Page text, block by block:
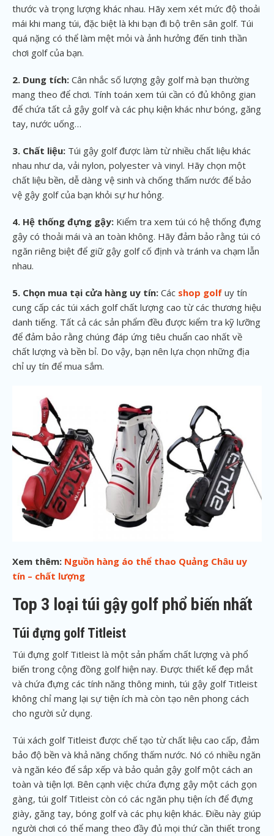
thước và trọng lượng khác nhau. Hãy xem xét mức độ thoải
mái khi mang túi, đặc biệt là khi bạn đi bộ trên sân golf. Túi
quá nặng có thể làm mệt mỏi và ảnh hưởng đến tinh thần
chơi golf của bạn.
2. Dung tích: Cân nhắc số lượng gậy golf mà bạn thường
mang theo để chơi. Tính toán xem túi cần có đủ không gian
để chứa tất cả gậy golf và các phụ kiện khác như bóng, găng
tay, nước uống…
3. Chất liệu: Túi gậy golf được làm từ nhiều chất liệu khác
nhau như da, vải nylon, polyester và vinyl. Hãy chọn một
chất liệu bền, dễ dàng vệ sinh và chống thấm nước để bảo
vệ gậy golf của bạn khỏi sự hư hỏng.
4. Hệ thống đựng gậy: Kiểm tra xem túi có hệ thống đựng
gậy có thoải mái và an toàn không. Hãy đảm bảo rằng túi có
ngăn riêng biệt để giữ gậy golf cố định và tránh va chạm lẫn
nhau.
5. Chọn mua tại cửa hàng uy tín: Các shop golf uy tín
cung cấp các túi xách golf chất lượng cao từ các thương hiệu
danh tiếng. Tất cả các sản phẩm đều được kiểm tra kỹ lưỡng
để đảm bảo rằng chúng đáp ứng tiêu chuẩn cao nhất về
chất lượng và bền bỉ. Do vậy, bạn nên lựa chọn những địa
chỉ uy tín để mua sắm.
Xem thêm: Nguồn hàng áo thể thao Quảng Châu uy
tín – chất lượng
Top 3 loại túi gậy golf phổ biến nhất
Túi đựng golf Titleist
Túi đựng golf Titleist là một sản phẩm chất lượng và phổ
biến trong cộng đồng golf hiện nay. Được thiết kế đẹp mắt
và chứa đựng các tính năng thông minh, túi gậy golf Titleist
không chỉ mang lại sự tiện ích mà còn tạo nên phong cách
cho người sử dụng.
Túi xách golf Titleist được chế tạo từ chất liệu cao cấp, đảm
bảo độ bền và khả năng chống thấm nước. Nó có nhiều ngăn
và ngăn kéo để sắp xếp và bảo quản gậy golf một cách an
toàn và tiện lợi. Bên cạnh việc chứa đựng gậy một cách gọn
gàng, túi golf Titleist còn có các ngăn phụ tiện ích để đựng
giày, găng tay, bóng golf và các phụ kiện khác. Điều này giúp
người chơi có thể mang theo đầy đủ mọi thứ cần thiết trong